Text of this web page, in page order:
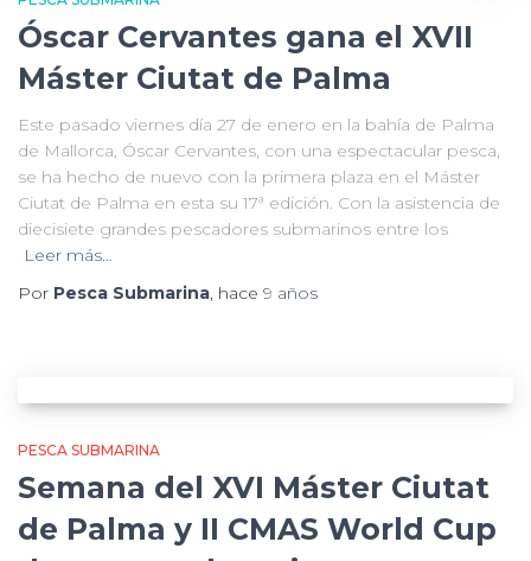
Óscar Cervantes gana el XVII
Máster Ciutat de Palma
Este pasado viernes día 27 de enero en la bahía de Palma
de Mallorca, Óscar Cervantes, con una espectacular pesca,
se ha hecho de nuevo con la primera plaza en el Máster
Ciutat de Palma en esta su 17ª edición. Con la asistencia de
diecisiete grandes pescadores submarinos entre los
Leer más…
Por Pesca Submarina, hace 9 años
PESCA SUBMARINA
Semana del XVI Máster Ciutat
de Palma‎ y II CMAS World Cup